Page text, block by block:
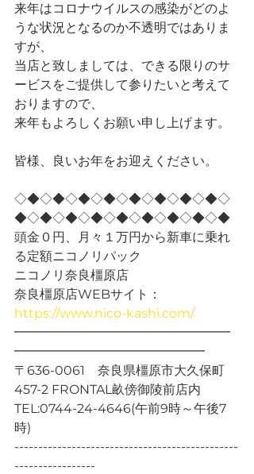
来年はコロナウイルスの感染がどのよ
うな状況となるのか不透明ではありま
すが、
当店と致しましては、できる限りのサ
ービスをご提供して参りたいと考えて
おりますので、
来年もよろしくお願い申し上げます。
皆様、良いお年をお迎えください。
◇◆◇◆◇◆◇◆◇◆◇◆◇◆◇◆◇
◆◇◆◇◆◇◆◇◆◇◆◇◆◇◆◇◆
頭金０円、月々１万円から新車に乗れ
る定額ニコノリパック
ニコノリ奈良橿原店
奈良橿原店WEBサイト：
https://www.nico-kashi.com/
━━━━━━━━━━━━━━━━━
━━━━━━━━━━━━━━━
〒636-0061　奈良県橿原市大久保町
457-2 FRONTAL畝傍御陵前店内
TEL:0744-24-4646(午前9時～午後7
時)
-----------------------------------------------
-----------------